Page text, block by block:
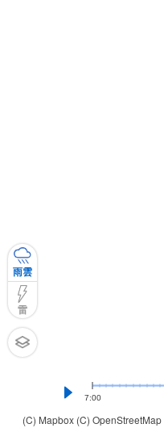
(C) Mapbox (C) OpenStreetMap
雨雲
雷
7:00